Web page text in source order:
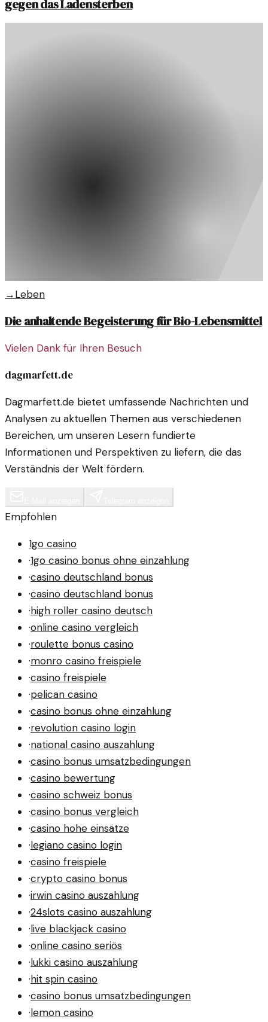
gegen das Ladensterben
→Leben
Die anhaltende Begeisterung für Bio-Lebensmittel
Vielen Dank für Ihren Besuch
dagmarfett.de
Dagmarfett.de bietet umfassende Nachrichten und
Analysen zu aktuellen Themen aus verschiedenen
Bereichen, um unseren Lesern fundierte
Informationen und Perspektiven zu liefern, die das
Verständnis der Welt fördern.
Empfohlen
1go casino
·1go casino bonus ohne einzahlung
·casino deutschland bonus
·casino deutschland bonus
·high roller casino deutsch
·online casino vergleich
·roulette bonus casino
·monro casino freispiele
·casino freispiele
·pelican casino
·casino bonus ohne einzahlung
·revolution casino login
·national casino auszahlung
·casino bonus umsatzbedingungen
·casino bewertung
·casino schweiz bonus
·casino bonus vergleich
·casino hohe einsätze
·legiano casino login
·casino freispiele
·crypto casino bonus
·irwin casino auszahlung
·24slots casino auszahlung
·live blackjack casino
·online casino seriös
·lukki casino auszahlung
·hit spin casino
·casino bonus umsatzbedingungen
·lemon casino